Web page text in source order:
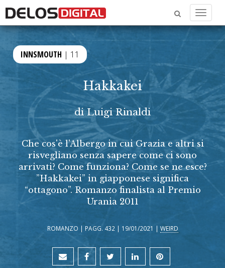
Menu
INNSMOUTH | 11
Hakkakei
diLuigi Rinaldi
Che cos'è l'Albergo in cui Grazia e altri si
risvegliano senza sapere come ci sono
arrivati? Come funziona? Come se ne esce?
”Hakkakei” in giapponese significa
“ottagono”. Romanzo finalista al Premio
Urania 2011
ROMANZO | PAGG. 432 | 19/01/2021 | WEIRD